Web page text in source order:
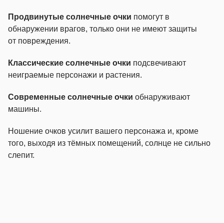
Продвинутые солнечные очки помогут в
обнаружении врагов, только они не имеют защиты
от повреждения.
Классические солнечные очки подсвечивают
неиграемые персонажи и растения.
Современные солнечные очки обнаруживают
машины.
Ношение очков усилит вашего персонажа и, кроме
того, выходя из тёмных помещений, солнце не сильно
слепит.